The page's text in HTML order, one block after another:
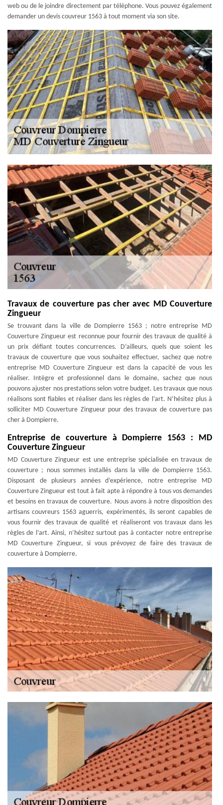
web ou de le joindre directement par téléphone. Vous pouvez également
demander un devis couvreur 1563 à tout moment via son site.
Travaux de couverture pas cher avec MD Couverture
Zingueur
Se trouvant dans la ville de Dompierre 1563 ; notre entreprise MD
Couverture Zingueur est reconnue pour fournir des travaux de qualité à
un prix défiant toutes concurrences. D’ailleurs, quels que soient les
travaux de couverture que vous souhaitez effectuer, sachez que notre
entreprise MD Couverture Zingueur est dans la capacité de vous les
réaliser. Intègre et professionnel dans le domaine, sachez que nous
pouvons ajuster nos prestations selon votre budget. Les travaux que nous
réalisons sont fiables et réaliser dans les règles de l’art. N’hésitez plus à
solliciter MD Couverture Zingueur pour des travaux de couverture pas
cher à Dompierre.
Entreprise de couverture à Dompierre 1563 : MD
Couverture Zingueur
MD Couverture Zingueur est une entreprise spécialisée en travaux de
couverture ; nous sommes installés dans la ville de Dompierre 1563.
Disposant de plusieurs années d’expérience, notre entreprise MD
Couverture Zingueur est tout à fait apte à répondre à tous vos demandes
et besoins en travaux de couverture. Nous avons à notre disposition des
artisans couvreurs 1563 aguerris, expérimentés, ils seront capables de
vous fournir des travaux de qualité et réaliseront vos travaux dans les
règles de l’art. Ainsi, n’hésitez surtout pas à contacter notre entreprise
MD Couverture Zingueur, si vous prévoyez de faire des travaux de
couverture à Dompierre.